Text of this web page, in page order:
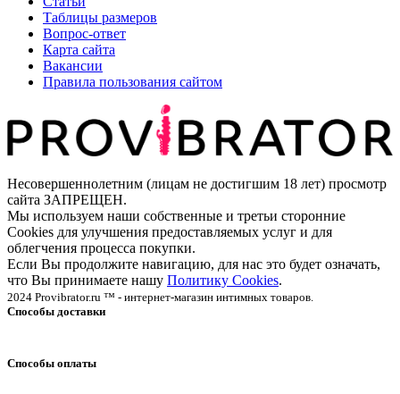
Таблицы размеров
Вопрос-ответ
Карта сайта
Вакансии
Правила пользования сайтом
Несовершеннолетним (лицам не достигшим 18 лет) просмотр
сайта ЗАПРЕЩЕН.
Мы используем наши собственные и третьи сторонние
Cookies для улучшения предоставляемых услуг и для
облегчения процесса покупки.
Если Вы продолжите навигацию, для нас это будет означать,
что Вы принимаете нашу Политику Cookies.
2024 Provibrator.ru ™ - интернет-магазин интимных товаров.
Способы доставки
Способы оплаты